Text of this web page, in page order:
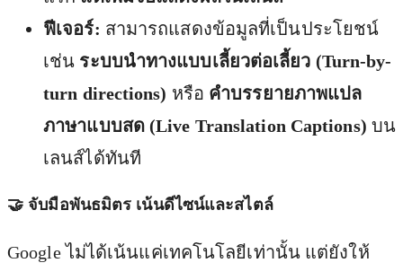
ฟีเจอร์: สามารถแสดงข้อมูลที่เป็นประโยชน์
เช่น ระบบนำทางแบบเลี้ยวต่อเลี้ยว (Turn-by-
turn directions) หรือ คำบรรยายภาพแปล
ภาษาแบบสด (Live Translation Captions) บน
เลนส์ได้ทันที
🤝 จับมือพันธมิตร เน้นดีไซน์และสไตล์
Google ไม่ได้เน้นแค่เทคโนโลยีเท่านั้น แต่ยังให้